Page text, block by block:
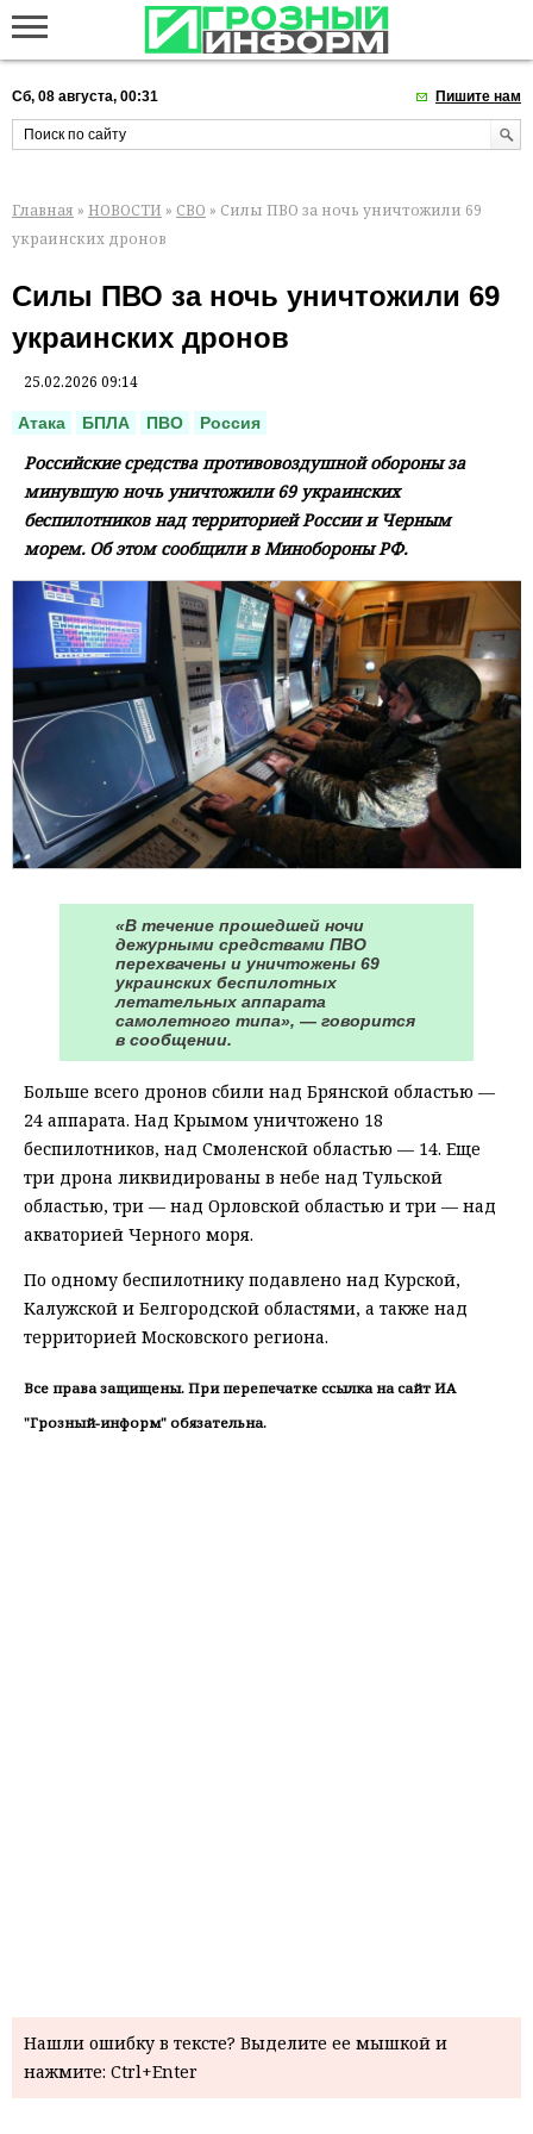
Сб, 08 августа, 00:31 Пишите нам
Главная » НОВОСТИ » СВО » Силы ПВО за ночь уничтожили 69
украинских дронов
Силы ПВО за ночь уничтожили 69
украинских дронов
25.02.2026 09:14
Атака БПЛА ПВО Россия
Российские средства противовоздушной обороны за
минувшую ночь уничтожили 69 украинских
беспилотников над территорией России и Черным
морем. Об этом сообщили в Минобороны РФ.
«В течение прошедшей ночи
дежурными средствами ПВО
перехвачены и уничтожены 69
украинских беспилотных
летательных аппарата
самолетного типа», — говорится
в сообщении.
Больше всего дронов сбили над Брянской областью —
24 аппарата. Над Крымом уничтожено 18
беспилотников, над Смоленской областью — 14. Еще
три дрона ликвидированы в небе над Тульской
областью, три — над Орловской областью и три — над
акваторией Черного моря.
По одному беспилотнику подавлено над Курской,
Калужской и Белгородской областями, а также над
территорией Московского региона.
Все права защищены. При перепечатке ссылка на сайт ИА
"Грозный-информ" обязательна.
Нашли ошибку в тексте? Выделите ее мышкой и
нажмите: Ctrl+Enter